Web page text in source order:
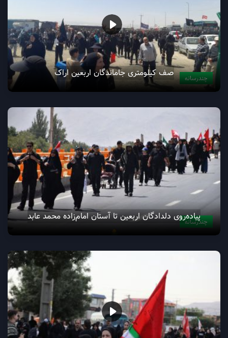
چندرسانه صف کیلومتری جاماندگان اربعین اراک
چندرسانه
پیاده‌روی دلدادگان اربعین تا آستان امام‌زاده محمد عابد